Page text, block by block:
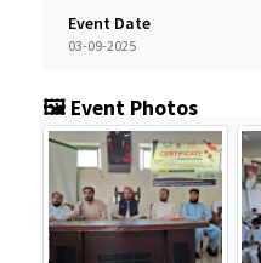
Event Date
03-09-2025
🖼️ Event Photos